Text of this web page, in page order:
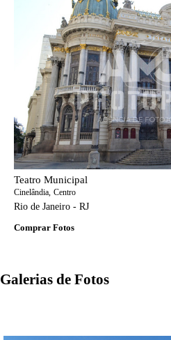
Teatro Municipal
Cinelândia, Centro
Rio de Janeiro - RJ
Comprar Fotos
Galerias de Fotos